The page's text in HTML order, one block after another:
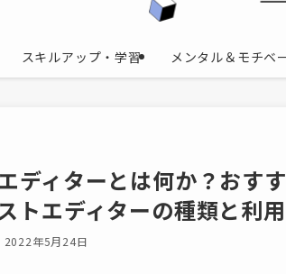
スキルアップ・学習 メンタル＆モチベ
ディターとは何か？おす
トエディターの種類と利
2022年5月24日